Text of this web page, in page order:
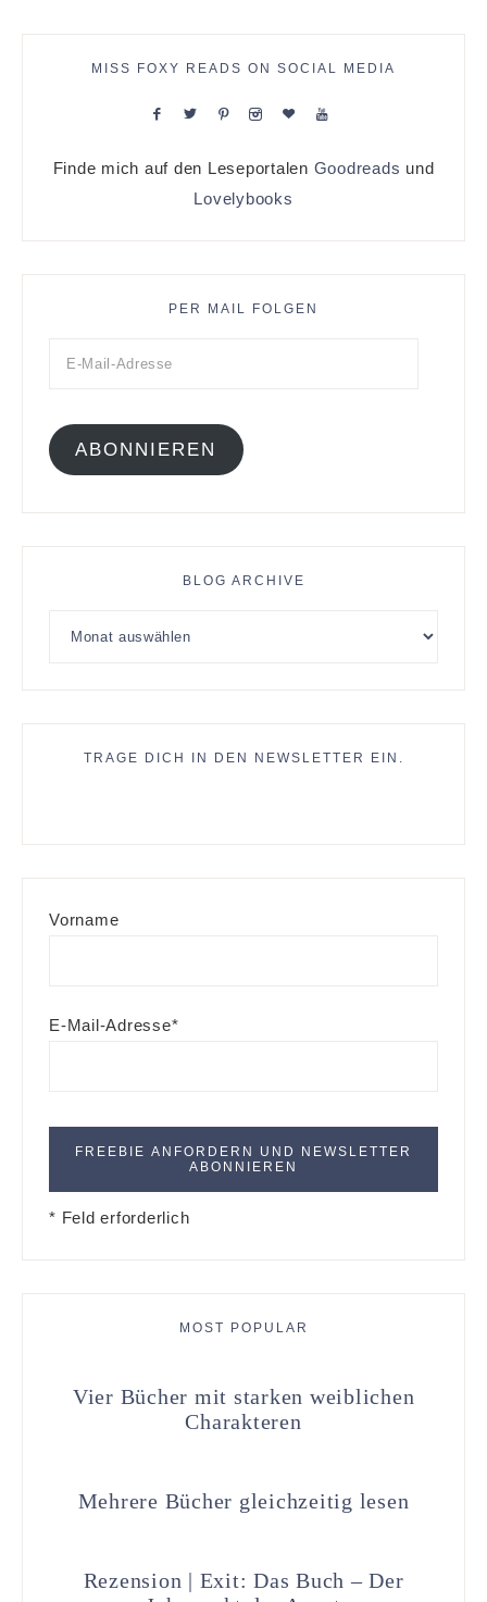
MISS FOXY READS ON SOCIAL MEDIA
Finde mich auf den Leseportalen Goodreads und
Lovelybooks
PER MAIL FOLGEN
ABONNIEREN
BLOG ARCHIVE
TRAGE DICH IN DEN NEWSLETTER EIN.
Vorname
E-Mail-Adresse*
* Feld erforderlich
MOST POPULAR
Vier Bücher mit starken weiblichen
Charakteren
Mehrere Bücher gleichzeitig lesen
Rezension | Exit: Das Buch – Der